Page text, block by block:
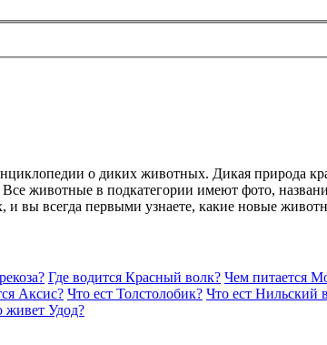
о диких животных. Дикая природа
животные в подкатегории имеют фото,
и вы всегда первыми узнаете, какие новые
Где водится Красный волк? Чем питается
Аксис? Что ест Толстолобик? Что ест Нильский
живет Удод?